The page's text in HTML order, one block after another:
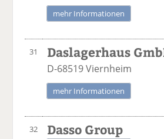
mehr Informationen
31 Daslagerhaus
D-68519 Viernheim
mehr Informationen
32 Dasso Group